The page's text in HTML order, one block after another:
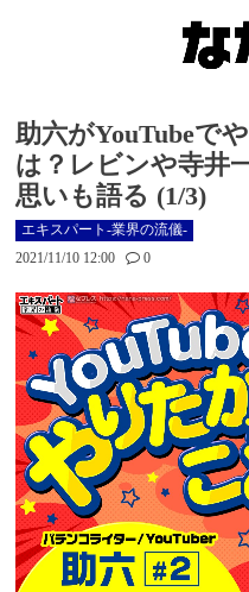
助六がYouTubeで
は？レビンや寺井
思いも語る (1/3)
エキスパート-業界の流儀-
2021/11/10 12:00
0